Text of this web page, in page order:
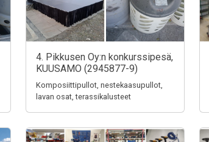
4. Pikkusen Oy:n konkurssipesä,
KUUSAMO (2945877-9)
Komposiittipullot, nestekaasupullot,
lavan osat, terassikalusteet